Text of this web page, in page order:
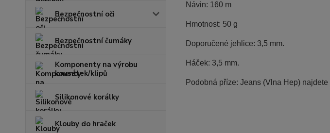
Bezpečnostní oči
Bezpečnostní čumáky
Komponenty na výrobu
kousátek/klipů
Silikonové korálky
Klouby do hraček
Návin: 160 m
Hmotnost: 50 g
Doporučené jehlice: 3,5 mm.
Háček: 3,5 mm.
Podobná příze: Jeans (Vlna Hep)